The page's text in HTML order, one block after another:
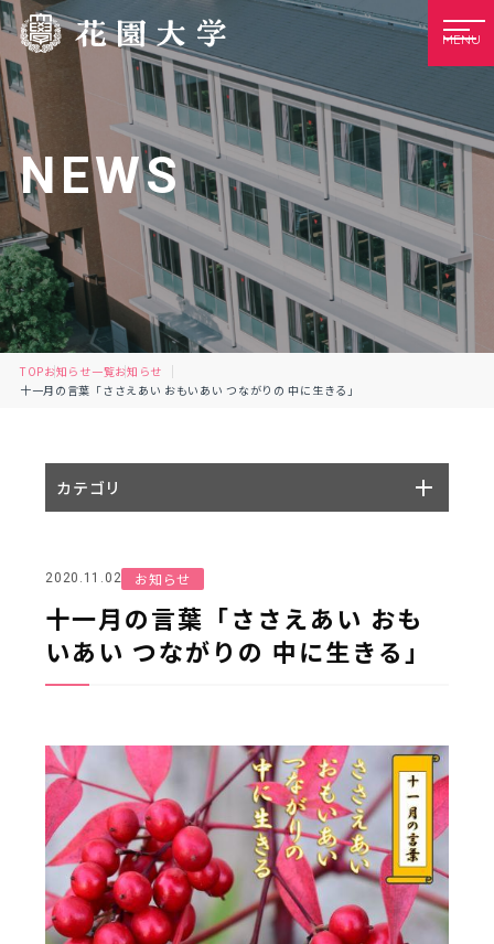
MENU
NEWS
TOPお知らせ一覧お知らせ
十一月の言葉「ささえあい おもいあい つながりの 中に生きる」
2020.11.02 お知らせ
十一月の言葉「ささえあい おも
いあい つながりの 中に生きる」
カテゴリ